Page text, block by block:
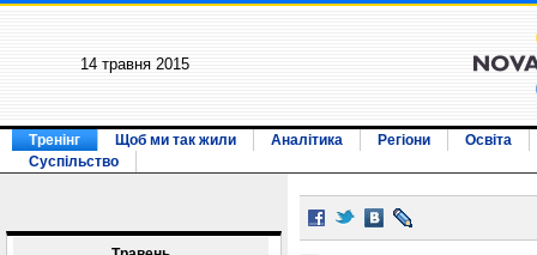
14 травня 2015
Тренінг Щоб ми так жили Аналітика Регіони
Освіта
Суспільство